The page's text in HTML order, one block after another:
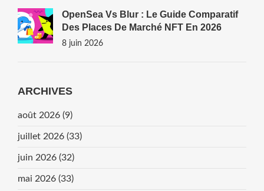
OpenSea Vs Blur : Le Guide Comparatif
Des Places De Marché NFT En 2026
8 juin 2026
ARCHIVES
août 2026 (9)
juillet 2026 (33)
juin 2026 (32)
mai 2026 (33)